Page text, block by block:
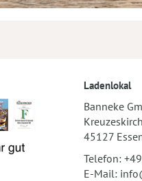
Ladenlokal
Banneke
45127
Telefon:
E-Mail: